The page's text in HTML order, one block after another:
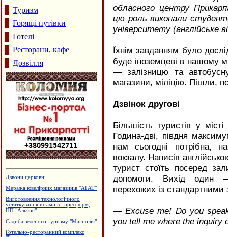
Туризм
Горящі путівки
Готелі
Ресторани, кафе
Дозвілля
Туристична агенція "Гарячі тури"
Магазин "Жалюзі"
Водостічні системи Struga
Будцентр "Деніго"
Ковальська майстерня
обласного центру
цю роль виконали
університету (англійське
Їхнім завданням було
буде іноземцеві в нашому
— залізницю та
магазини, міліцію. Пішли,
Дзвінок другові
Більшість туристів у
Година-дві, півдня
нам сьогодні потрібна,
вокзалу. Написів
турист стоїть посеред
допомоги. Вихід один
перехожих із
— Excuse me! Do you
you tell me where the inquiry